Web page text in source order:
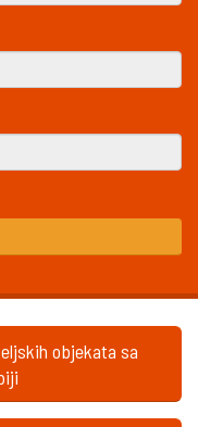
objekata sa